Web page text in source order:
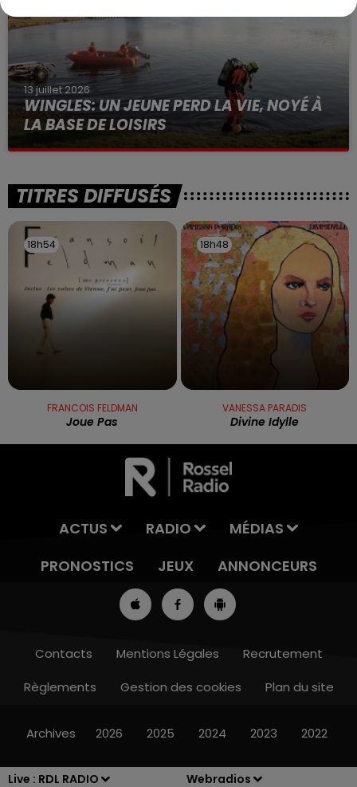
Live : RDL RADIO Webradios
8h00 - 10h00
13 juillet 2026
WINGLES: UN JEUNE PERD LA VIE, NOYÉ À
LA BASE DE LOISIRS
La victime a coulé à pic
TITRES DIFFUSÉS
18h54
18h54
FRANCOIS FELDMAN
Joue Pas
18h48
18h48
VANESSA PARADIS
Divine Idylle
ACTUS RADIO
MÉDIAS
PRONOSTICS
JEUX ANNONCEURS
Contacts Mentions Légales
Recrutement
Règlements
Gestion des cookies Plan du site
Archives 2026 2025 2024 2023 2022